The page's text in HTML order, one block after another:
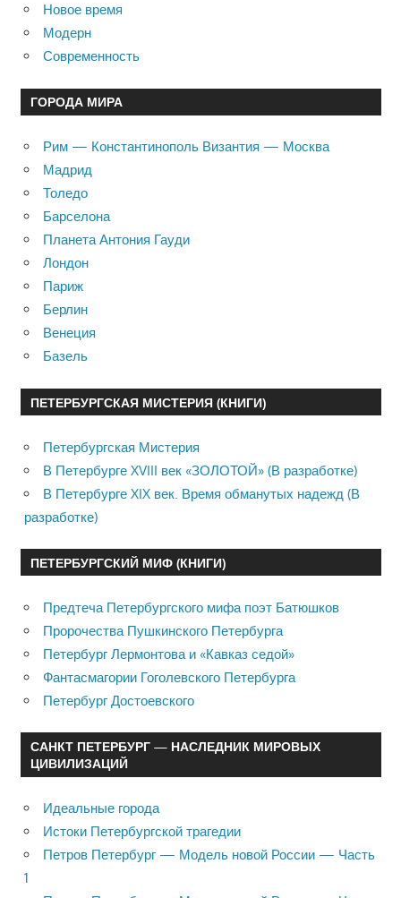
Новое время
Модерн
Современность
ГОРОДА МИРА
Рим — Константинополь Византия — Москва
Мадрид
Толедо
Барселона
Планета Антония Гауди
Лондон
Париж
Берлин
Венеция
Базель
ПЕТЕРБУРГСКАЯ МИСТЕРИЯ (КНИГИ)
Петербургская Мистерия
В Петербурге XVIII век «ЗОЛОТОЙ» (В разработке)
В Петербурге XIX век. Время обманутых надежд (В
разработке)
ПЕТЕРБУРГСКИЙ МИФ (КНИГИ)
Предтеча Петербургского мифа поэт Батюшков
Пророчества Пушкинского Петербурга
Петербург Лермонтова и «Кавказ седой»
Фантасмагории Гоголевского Петербурга
Петербург Достоевского
САНКТ ПЕТЕРБУРГ — НАСЛЕДНИК МИРОВЫХ
ЦИВИЛИЗАЦИЙ
Идеальные города
Истоки Петербургской трагедии
Петров Петербург — Модель новой России — Часть
1